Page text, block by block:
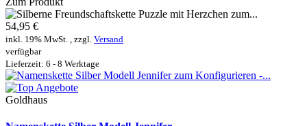
54,95 €
inkl. 19% MwSt. , zzgl. Versand
verfügbar
Lieferzeit: 6 - 8 Werktage
Goldhaus